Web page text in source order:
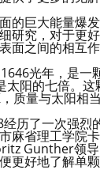
的巨大能量爆
研究，对于更
面之间的相互作
光年，是一
太阳的七倍。这
质量与太阳相
历了一次强烈
麻省理工学院
Gunther领
更好地了解单